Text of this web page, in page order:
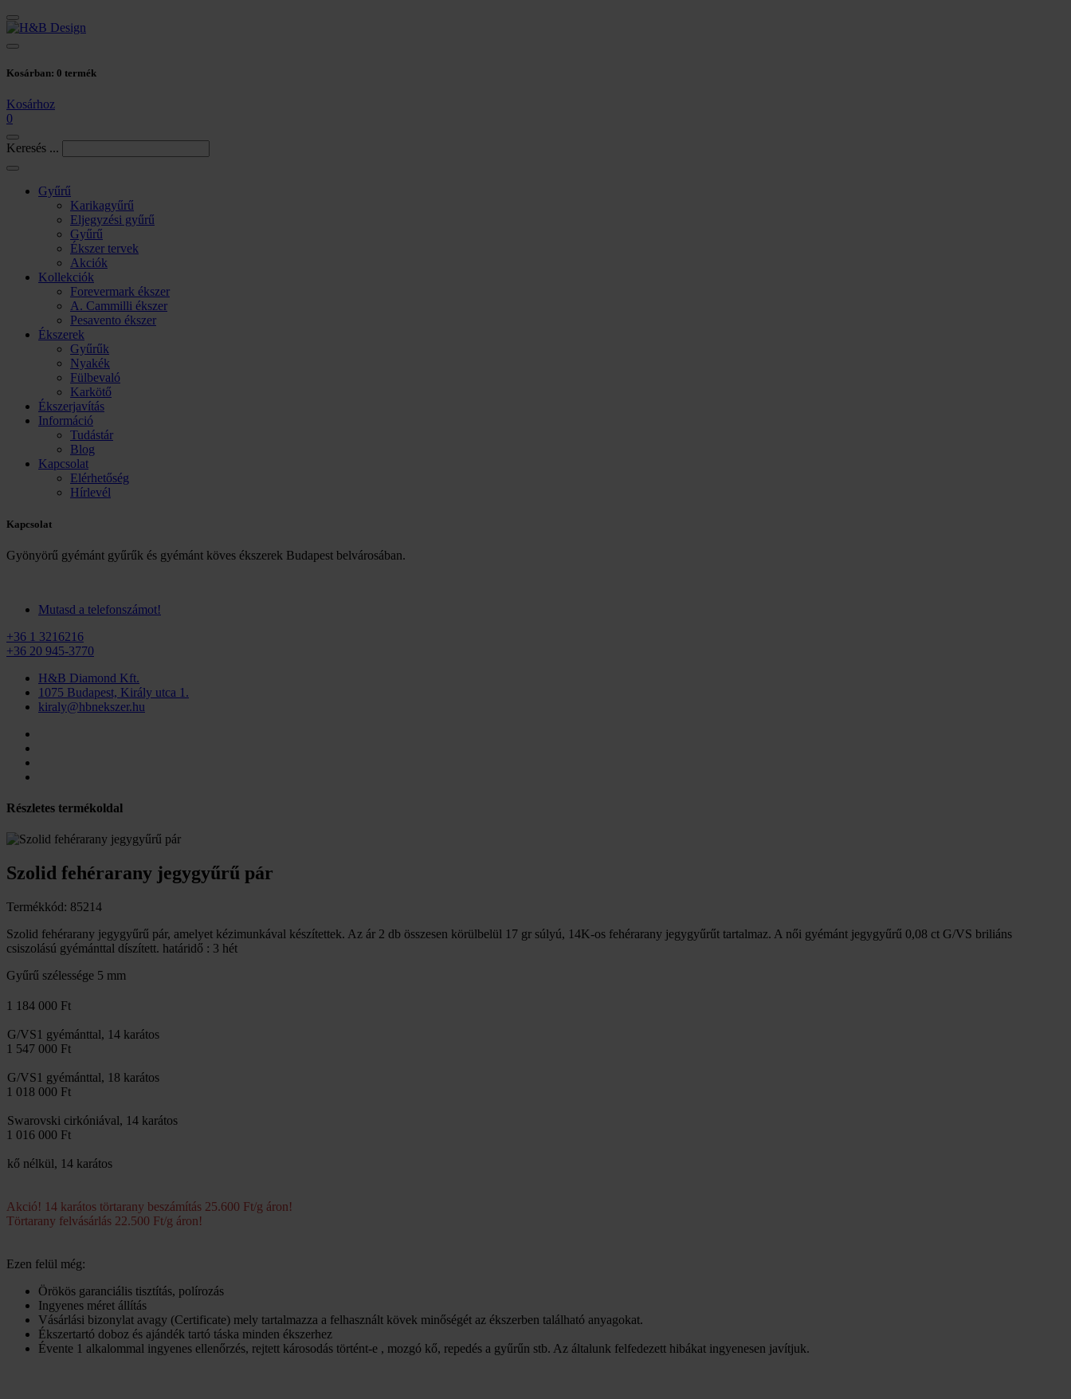
Kosárban: 0 termék
Kosárhoz
0
Keresés ...
Gyűrű
Karikagyűrű
Eljegyzési gyűrű
Gyűrű
Ékszer tervek
Akciók
Kollekciók
Forevermark ékszer
A. Cammilli ékszer
Pesavento ékszer
Ékszerek
Gyűrűk
Nyakék
Fülbevaló
Karkötő
Ékszerjavítás
Információ
Tudástár
Blog
Kapcsolat
Elérhetőség
Hírlevél
Kapcsolat
Gyönyörű gyémánt gyűrűk és gyémánt köves ékszerek Budapest belvárosában.
Mutasd a telefonszámot!
+36 1 3216216
+36 20 945-3770
H&B Diamond Kft.
1075 Budapest, Király utca 1.
kiraly@hbnekszer.hu
Részletes termékoldal
Szolid fehérarany jegygyűrű pár
Termékkód: 85214
Szolid fehérarany jegygyűrű pár, amelyet kézimunkával készítettek. Az ár 2 db összesen körülbelül 17 gr súlyú, 14K-os fehérarany jegygyűrűt tartalmaz. A női gyémánt jegygyűrű 0,08 ct G/VS briliáns
csiszolású gyémánttal díszített. határidő : 3 hét
Gyűrű szélessége 5 mm
1 184 000 Ft
G/VS1 gyémánttal, 14 karátos
1 547 000 Ft
G/VS1 gyémánttal, 18 karátos
1 018 000 Ft
Swarovski cirkóniával, 14 karátos
1 016 000 Ft
kő nélkül, 14 karátos
Akció! 14 karátos törtarany beszámítás 25.600 Ft/g áron!
Törtarany felvásárlás 22.500 Ft/g áron!
Ezen felül még:
Örökös garanciális tisztítás, polírozás
Ingyenes méret állítás
Vásárlási bizonylat avagy (Certificate) mely tartalmazza a felhasznált kövek minőségét az ékszerben található anyagokat.
Ékszertartó doboz és ajándék tartó táska minden ékszerhez
Évente 1 alkalommal ingyenes ellenőrzés, rejtett károsodás történt-e , mozgó kő, repedés a gyűrűn stb. Az általunk felfedezett hibákat ingyenesen javítjuk.